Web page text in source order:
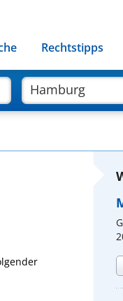
Rechtstipps